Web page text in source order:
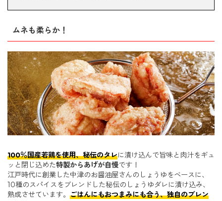
ムネも柔らか！
100％国産若鶏を使用、秘伝のタレに漬け込んで旨味と肉汁をギュ
ッと閉じ込めた特製からあげが自慢です！
江戸時代に創業した中津のお醤油屋さんのしょうゆをベースに、
10種のスパイスをブレンドした秘伝のしょうゆダレに漬け込み、
熟成させています。 ごはんにもおつまみにも合う、独自のブレン